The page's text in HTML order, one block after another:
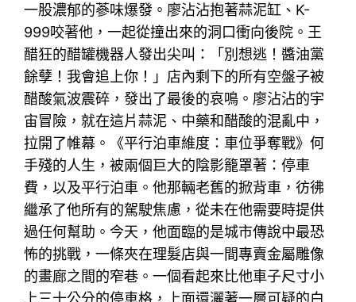
一股濃郁的蔘味爆發。廖沾沾抱著蒜泥缸、K-
999咬著他，一起從撞出來的洞口衝向後院。王
醋狂的醋罐機器人發出尖叫：「別想逃！醬油黨
餘孽！我會追上你！」店內剩下的所有空盤子被
醋酸氣波震碎，發出了最後的哀鳴。廖沾沾的宇
宙冒險，就在這片蒜泥、中藥和醋酸的混亂中，
拉開了帷幕。《平行泊車維度：車位爭奪戰》何
手殘的人生，被兩個巨大的陰影籠罩著：停車
費，以及平行泊車。他那輛老舊的掀背車，彷彿
繼承了他所有的駕駛焦慮，從未在他需要時提供
過任何幫助。今天，他面臨的是城市傳說中最恐
怖的挑戰，一條夾在理髮店與一間專賣金屬雕像
的畫廊之間的窄巷。一個看起來比他車子尺寸小
上三十公分的停車格，上面還灑著一層可疑的白